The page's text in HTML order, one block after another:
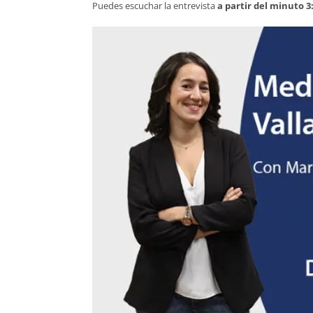
Puedes escuchar la entrevistaa partir del minuto